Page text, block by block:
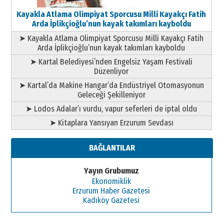
Kayakla Atlama Olimpiyat Sporcusu Milli Kayakçı Fatih
Arda İplikçioğlu’nun kayak takımları kayboldu
➤ Kayakla Atlama Olimpiyat Sporcusu Milli Kayakçı Fatih
Arda İplikçioğlu’nun kayak takımları kayboldu
➤ Kartal Belediyesi’nden Engelsiz Yaşam Festivali
Düzenliyor
➤ Kartal’da Makine Hangar’da Endüstriyel Otomasyonun
Geleceği Şekilleniyor
➤ Lodos Adalar’ı vurdu, vapur seferleri de iptal oldu
➤ Kitaplara Yansıyan Erzurum Sevdası
BAĞLANTILAR
Yayın Grubumuz
Ekonomiklik
Erzurum Haber Gazetesi
Kadıköy Gazetesi